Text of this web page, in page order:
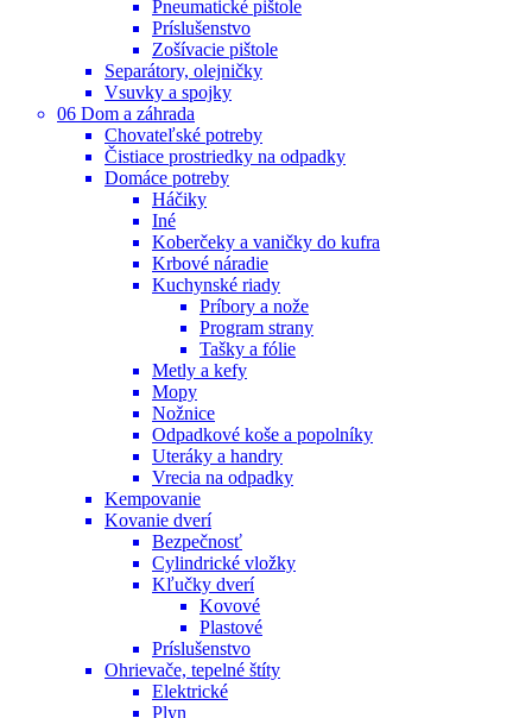
Pneumatické pištole
Príslušenstvo
Zošívacie pištole
Separátory, olejničky
Vsuvky a spojky
06 Dom a záhrada
Chovateľské potreby
Čistiace prostriedky na odpadky
Domáce potreby
Háčiky
Iné
Koberčeky a vaničky do kufra
Krbové náradie
Kuchynské riady
Príbory a nože
Program strany
Tašky a fólie
Metly a kefy
Mopy
Nožnice
Odpadkové koše a popolníky
Uteráky a handry
Vrecia na odpadky
Kempovanie
Kovanie dverí
Bezpečnosť
Cylindrické vložky
Kľučky dverí
Kovové
Plastové
Príslušenstvo
Ohrievače, tepelné štíty
Elektrické
Plyn